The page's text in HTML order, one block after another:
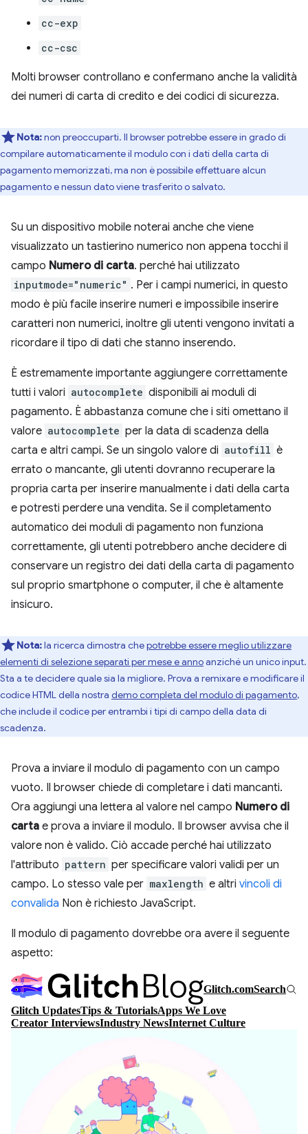
cc-exp
cc-csc
Molti browser controllano e confermano anche la validità
dei numeri di carta di credito e dei codici di sicurezza.
Nota:non preoccuparti. Il browser potrebbe essere in grado di
compilare automaticamente il modulo con i dati della carta di
pagamento memorizzati, ma non è possibile effettuare alcun
pagamento e nessun dato viene trasferito o salvato.
Su un dispositivo mobile noterai anche che viene
visualizzato un tastierino numerico non appena tocchi il
campo Numero di carta. perché hai utilizzato
inputmode="numeric" . Per i campi numerici, in questo
modo è più facile inserire numeri e impossibile inserire
caratteri non numerici, inoltre gli utenti vengono invitati a
ricordare il tipo di dati che stanno inserendo.
È estremamente importante aggiungere correttamente
tutti i valori autocomplete disponibili ai moduli di
pagamento. È abbastanza comune che i siti omettano il
valore autocomplete per la data di scadenza della
carta e altri campi. Se un singolo valore di autofill è
errato o mancante, gli utenti dovranno recuperare la
propria carta per inserire manualmente i dati della carta
e potresti perdere una vendita. Se il completamento
automatico dei moduli di pagamento non funziona
correttamente, gli utenti potrebbero anche decidere di
conservare un registro dei dati della carta di pagamento
sul proprio smartphone o computer, il che è altamente
insicuro.
Nota:la ricerca dimostra chepotrebbe essere meglio utilizzare
elementi di selezione separati per mese e annoanziché un unico input.
Sta a te decidere quale sia la migliore. Prova a remixare e modificare il
codice HTML della nostra demo completa del modulo di pagamento,
che include il codice per entrambi i tipi di campo della data di
scadenza.
Prova a inviare il modulo di pagamento con un campo
vuoto. Il browser chiede di completare i dati mancanti.
Ora aggiungi una lettera al valore nel campo Numero di
carta e prova a inviare il modulo. Il browser avvisa che il
valore non è valido. Ciò accade perché hai utilizzato
l'attributo pattern per specificare valori validi per un
campo. Lo stesso vale per maxlength e altri vincoli di
convalida Non è richiesto JavaScript.
Il modulo di pagamento dovrebbe ora avere il seguente
aspetto: